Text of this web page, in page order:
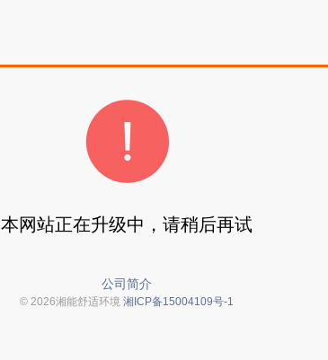
本网站正在升级中，请稍后再试
公司简介
© 2026湘能舒适环境 湘ICP备15004109号-1